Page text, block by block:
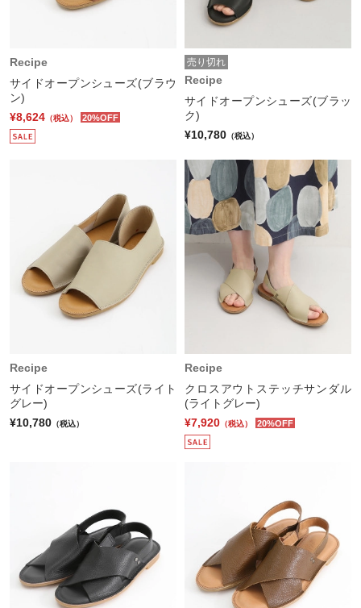
Recipe
サイドオープンシューズ(ブラウ
ン)
¥8,624 （税込） 20%OFF
売り切れ
Recipe
サイドオープンシューズ(ブラッ
ク)
¥10,780 （税込）
Recipe
サイドオープンシューズ(ライト
グレー)
¥10,780 （税込）
Recipe
クロスアウトステッチサンダル
(ライトグレー)
¥7,920 （税込） 20%OFF